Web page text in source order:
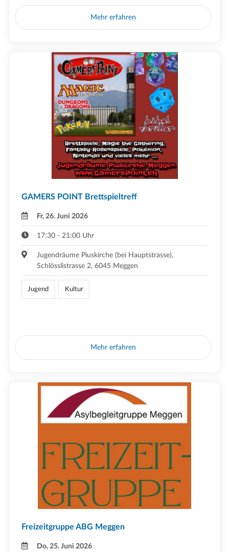
Mehr erfahren
GAMERS POINT Brettspieltreff
Fr, 26. Juni 2026
17:30 - 21:00 Uhr
Jugendräume Piuskirche (bei Hauptstrasse),
Schlösslistrasse 2, 6045 Meggen
Jugend Kultur
Mehr erfahren
Freizeitgruppe ABG Meggen
Do, 25. Juni 2026